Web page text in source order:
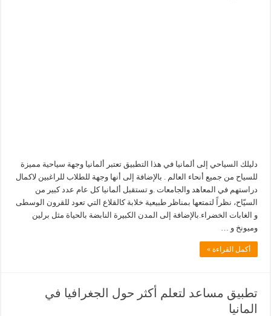
دليلك السياحي إلى ألمانيا في هذا التطبيق تعتبر ألمانيا وجهة سياحية مميزة
للسياح من جميع أنحاء العالم . بالإضافة إلى أنها وجهة للطلاب للراغبين لاكمال
دراستهم في المعاهد والجامعات .و تستقبل ألمانيا كل عام عدد كبير من
السيّاح، نظراً لتمتعها بمناظر طبيعية خلابة كالقلاع التي تعود للقرون الوسطى
و الغابات الخضراء.بالإضافة إلى المدن الكبيرة النابضة بالحياة مثل برلين
وميونخ و …
أكمل القراءة »
تطبيق مساعد لتعلم أكثر حول الجغرافيا في
المانيا